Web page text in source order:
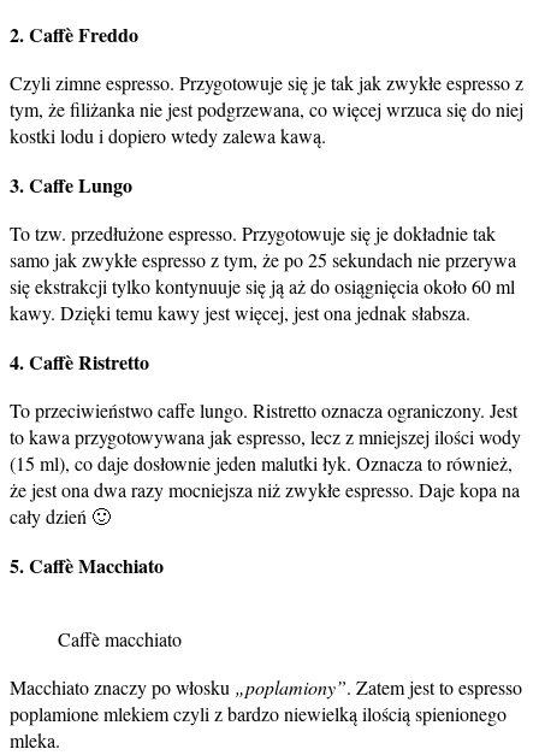
2. Caffè Freddo
Czyli zimne espresso. Przygotowuje się je tak jak zwykłe espresso z
tym, że filiżanka nie jest podgrzewana, co więcej wrzuca się do niej
kostki lodu i dopiero wtedy zalewa kawą.
3. Caffe Lungo
To tzw. przedłużone espresso. Przygotowuje się je dokładnie tak
samo jak zwykłe espresso z tym, że po 25 sekundach nie przerywa
się ekstrakcji tylko kontynuuje się ją aż do osiągnięcia około 60 ml
kawy. Dzięki temu kawy jest więcej, jest ona jednak słabsza.
4. Caffè Ristretto
To przeciwieństwo caffe lungo. Ristretto oznacza ograniczony. Jest
to kawa przygotowywana jak espresso, lecz z mniejszej ilości wody
(15 ml), co daje dosłownie jeden malutki łyk. Oznacza to również,
że jest ona dwa razy mocniejsza niż zwykłe espresso. Daje kopa na
cały dzień 🙂
5. Caffè Macchiato
Caffè macchiato
Macchiato znaczy po włosku „poplamiony”. Zatem jest to espresso
poplamione mlekiem czyli z bardzo niewielką ilością spienionego
mleka.